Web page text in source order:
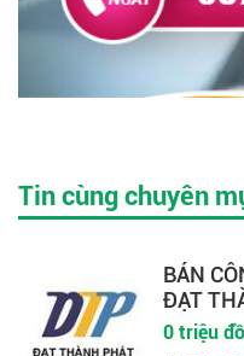
Tin cùng chuyên
BÁN
ĐẠT
0 triệu